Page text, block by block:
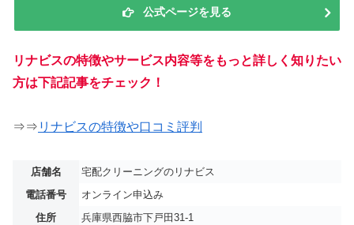
公式ページを見る
リナビスの特徴やサービス内容等をもっと詳しく知りたい
方は下記記事をチェック！
⇒⇒ リナビスの特徴や口コミ評判
店舗名
宅配クリーニングのリナビス
電話番号
オンライン申込み
住所
兵庫県西脇市下戸田31-1